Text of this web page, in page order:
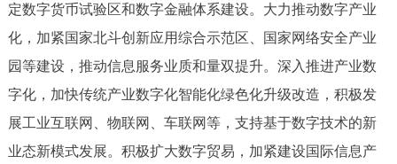
定数字货币试验区和数字金融体系建设。大力推动数字产业
化，加紧国家北斗创新应用综合示范区、国家网络安全产业
园等建设，推动信息服务业质和量双提升。深入推进产业数
字化，加快传统产业数字化智能化绿色化升级改造，积极发
展工业互联网、物联网、车联网等，支持基于数字技术的新
业态新模式发展。积极扩大数字贸易，加紧建设国际信息产